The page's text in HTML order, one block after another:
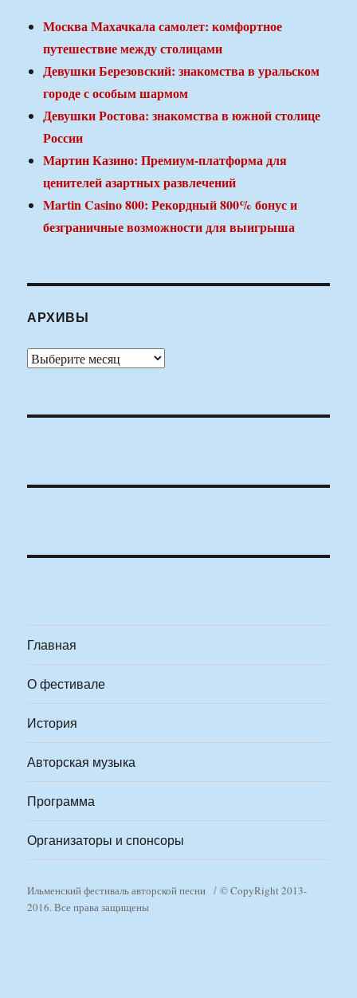
Москва Махачкала самолет: комфортное
путешествие между столицами
Девушки Березовский: знакомства в уральском
городе с особым шармом
Девушки Ростова: знакомства в южной столице
России
Мартин Казино: Премиум-платформа для
ценителей азартных развлечений
Martin Casino 800: Рекордный 800% бонус и
безграничные возможности для выигрыша
АРХИВЫ
Архивы
Главная
О фестивале
История
Авторская музыка
Программа
Организаторы и спонсоры
Ильменский фестиваль авторской песни
© CopyRight 2013-
2016. Все права защищены